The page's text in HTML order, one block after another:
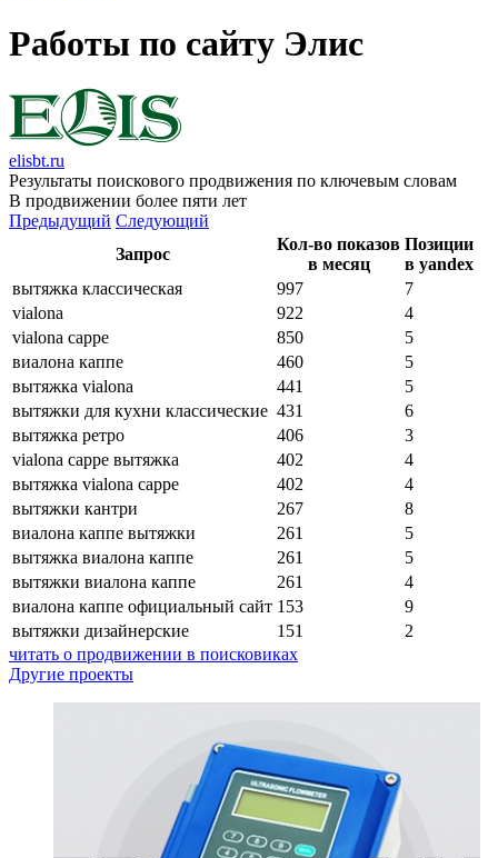
Работы по сайту Элис
elisbt.ru
Результаты поискового продвижения по ключевым словам
В продвижении более пяти лет
Предыдущий Следующий
Запрос
Кол-во показов
в месяц
Позиции
в yandex
вытяжка классическая
997
7
vialona
922
4
vialona cappe
850
5
виалона каппе
460
5
вытяжка vialona
441
5
вытяжки для кухни классические 431
6
вытяжка ретро
406
3
vialona cappe вытяжка
402
4
вытяжка vialona cappe
402
4
вытяжки кантри
267
8
виалона каппе вытяжки
261
5
вытяжка виалона каппе
261
5
вытяжки виалона каппе
261
4
виалона каппе официальный сайт 153
9
вытяжки дизайнерские
151
2
читать о продвижении в поисковиках
Другие проекты